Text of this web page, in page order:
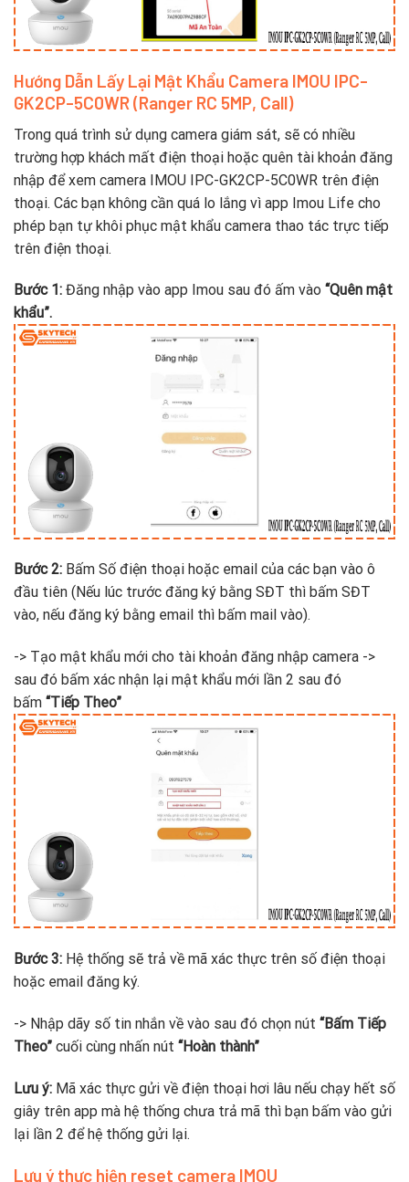
Hướng Dẫn Lấy Lại Mật Khẩu Camera IMOU IPC-
GK2CP-5C0WR (Ranger RC 5MP, Call)
Trong quá trình sử dụng camera giám sát, sẽ có nhiều
trường hợp khách mất điện thoại hoặc quên tài khoản đăng
nhập để xem camera IMOU IPC-GK2CP-5C0WR trên điện
thoại. Các bạn không cần quá lo lắng vì app Imou Life cho
phép bạn tự khôi phục mật khẩu camera thao tác trực tiếp
trên điện thoại.
Bước 1: Đăng nhập vào app Imou sau đó ấm vào “Quên mật
khẩu”.
Bước 2: Bấm Số điện thoại hoặc email của các bạn vào ô
đầu tiên (Nếu lúc trước đăng ký bằng SĐT thì bấm SĐT
vào, nếu đăng ký bằng email thì bấm mail vào).
-> Tạo mật khẩu mới cho tài khoản đăng nhập camera ->
sau đó bấm xác nhận lại mật khẩu mới lần 2 sau đó
bấm “Tiếp Theo”
Bước 3: Hệ thống sẽ trả về mã xác thực trên số điện thoại
hoặc email đăng ký.
-> Nhập dãy số tin nhắn về vào sau đó chọn nút “Bấm Tiếp
Theo” cuối cùng nhấn nút “Hoàn thành”
Lưu ý: Mã xác thực gửi về điện thoại hơi lâu nếu chạy hết số
giây trên app mà hệ thống chưa trả mã thì bạn bấm vào gửi
lại lần 2 để hệ thống gửi lại.
Lưu ý thực hiện reset camera IMOU